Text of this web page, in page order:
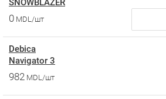
SNOWBLAZER
0 MDL/шт
Debica
Navigator 3
982 MDL/шт